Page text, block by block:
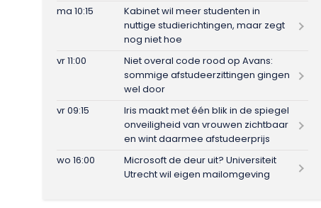
ma 10:15
Kabinet wil meer studenten in
nuttige studierichtingen, maar zegt
nog niet hoe
vr 11:00
Niet overal code rood op Avans:
sommige afstudeerzittingen gingen
wel door
vr 09:15
Iris maakt met één blik in de spiegel
onveiligheid van vrouwen zichtbaar
en wint daarmee afstudeerprijs
wo 16:00
Microsoft de deur uit? Universiteit
Utrecht wil eigen mailomgeving